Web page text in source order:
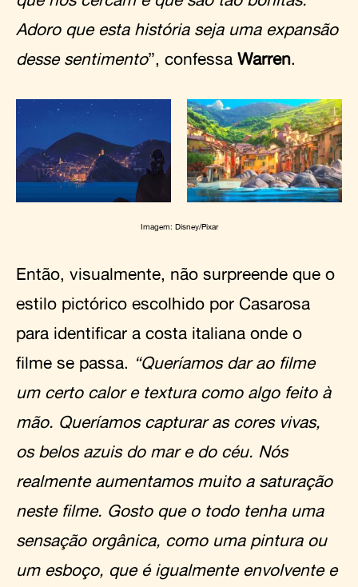
Adoro que esta história seja uma expansão
desse sentimento”, confessa Warren.
Imagem: Disney/Pixar
Então, visualmente, não surpreende que o
estilo pictórico escolhido por Casarosa
para identificar a costa italiana onde o
filme se passa. “Queríamos dar ao filme
um certo calor e textura como algo feito à
mão. Queríamos capturar as cores vivas,
os belos azuis do mar e do céu. Nós
realmente aumentamos muito a saturação
neste filme. Gosto que o todo tenha uma
sensação orgânica, como uma pintura ou
um esboço, que é igualmente envolvente e